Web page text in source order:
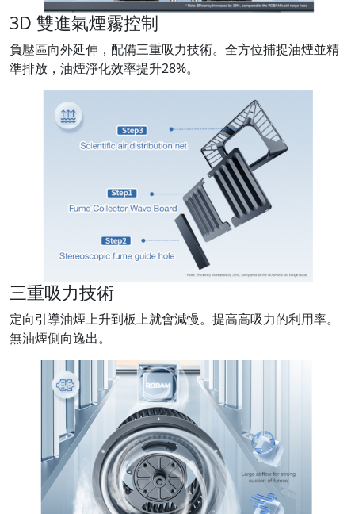
3D 雙進氣煙霧控制
負壓區向外延伸，配備三重吸力技術。全方位捕捉油煙並精
準排放，油煙淨化效率提升28%。
三重吸力技術
定向引導油煙上升到板上就會減慢。提高高吸力的利用率。
無油煙側向逸出。